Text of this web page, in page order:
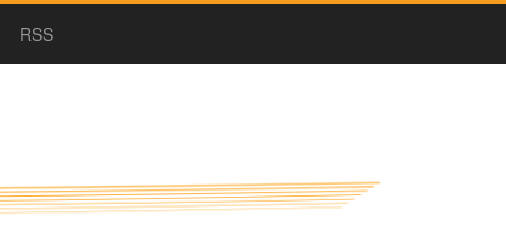
RSS